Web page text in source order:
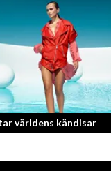
världens kändisar
Peter Svenson har en